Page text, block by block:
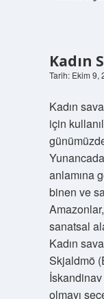
Kadın
Tarih: Ekim 9,
Kadın
için
anlamına
binen ve
sanatsal
Kadın
Skjaldmö
olmayı